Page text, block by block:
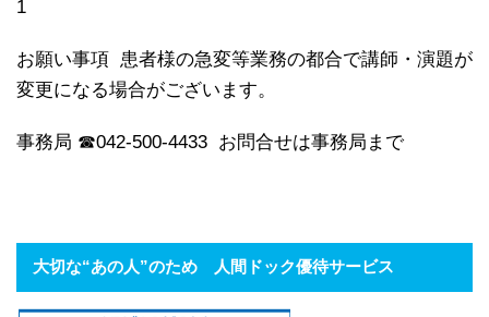
1
お願い事項 患者様の急変等業務の都合で講師・演題が
変更になる場合がございます。
事務局 ☎042-500-4433 お問合せは事務局まで
大切な“あの人”のため 人間ドック優待サービス